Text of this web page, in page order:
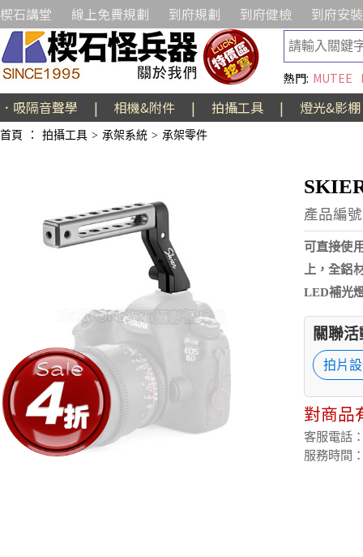
楔石講堂 線上免費規劃 到府規劃 到府健檢 到府安裝
熱門: MUTEE
．吸隔音聲學 | 相機&附件 | 拍攝工具 | 燈光&影棚
首頁 ： 拍攝工具 > 承架系統 > 承架零件
產品編
可直接使
上，全鋁
LED補光
關聯
拍片
對商品
客服電話
服務時間